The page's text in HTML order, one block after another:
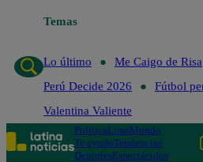
Temas
Lo último
Me Caigo de Risa
Perú Decide 2026
Fútbol
Valentina Valiente
PolíticaLimaMundo
Te ayudoTendencias
DeportesEspectáculos